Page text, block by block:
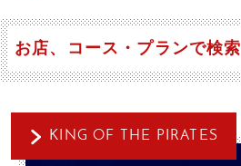
お店、コース・プランで検索
KING OF THE PIRATES